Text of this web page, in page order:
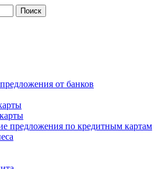
от банков
предложения по кредитным картам